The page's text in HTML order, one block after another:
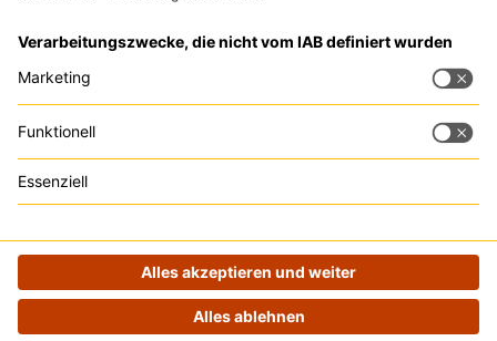
Straße 14
20459 Hamburg
Deutschland
info@digitalbash.de